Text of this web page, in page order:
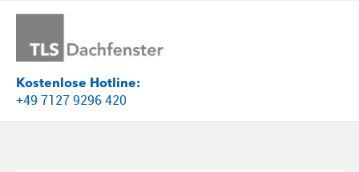
Kostenlose Hotline:
+49 7127 9296 420